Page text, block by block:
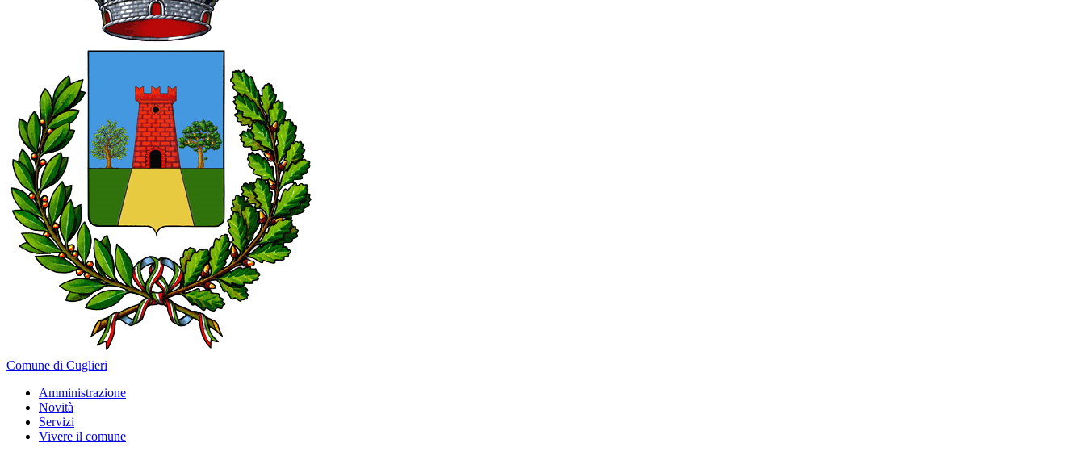
Comune di Cuglieri
Amministrazione
Novità
Servizi
Vivere il comune